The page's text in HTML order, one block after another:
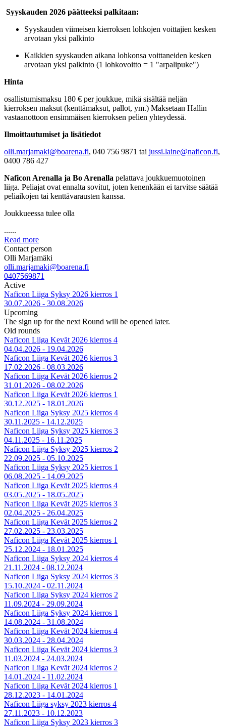
Syyskauden 2026 päätteeksi palkitaan:
Syyskauden viimeisen kierroksen lohkojen voittajien kesken
arvotaan yksi palkinto
Kaikkien syyskauden aikana lohkonsa voittaneiden kesken
arvotaan yksi palkinto (1 lohkovoitto = 1 "arpalipuke")
Hinta
osallistumismaksu 180 € per joukkue, mikä sisältää neljän
kierroksen maksut (kenttämaksut, pallot, ym.) Maksetaan Hallin
vastaanottoon ensimmäisen kierroksen pelien yhteydessä.
Ilmoittautumiset ja lisätiedot
olli.marjamaki@boarena.fi, 040 756 9871 tai jussi.laine@naficon.fi,
0400 786 427
Naficon Arenalla ja Bo Arenalla pelattava joukkuemuotoinen
liiga. Peliajat ovat ennalta sovitut, joten kenenkään ei tarvitse säätää
peliaikojen tai kenttävarausten kanssa.
Joukkueessa tulee olla
......
Read more
Contact person
Olli Marjamäki
olli.marjamaki@boarena.fi
0407569871
Active
Naficon Liiga Syksy 2026 kierros 1
30.07.2026 - 30.08.2026
Upcoming
The sign up for the next Round will be opened later.
Old rounds
Naficon Liiga Kevät 2026 kierros 4
04.04.2026 - 19.04.2026
Naficon Liiga Kevät 2026 kierros 3
17.02.2026 - 08.03.2026
Naficon Liiga Kevät 2026 kierros 2
31.01.2026 - 08.02.2026
Naficon Liiga Kevät 2026 kierros 1
30.12.2025 - 18.01.2026
Naficon Liiga Syksy 2025 kierros 4
30.11.2025 - 14.12.2025
Naficon Liiga Syksy 2025 kierros 3
04.11.2025 - 16.11.2025
Naficon Liiga Syksy 2025 kierros 2
22.09.2025 - 05.10.2025
Naficon Liiga Syksy 2025 kierros 1
06.08.2025 - 14.09.2025
Naficon Liiga Kevät 2025 kierros 4
03.05.2025 - 18.05.2025
Naficon Liiga Kevät 2025 kierros 3
02.04.2025 - 26.04.2025
Naficon Liiga Kevät 2025 kierros 2
27.02.2025 - 23.03.2025
Naficon Liiga Kevät 2025 kierros 1
25.12.2024 - 18.01.2025
Naficon Liiga Syksy 2024 kierros 4
21.11.2024 - 08.12.2024
Naficon Liiga Syksy 2024 kierros 3
15.10.2024 - 02.11.2024
Naficon Liiga Syksy 2024 kierros 2
11.09.2024 - 29.09.2024
Naficon Liiga Syksy 2024 kierros 1
14.08.2024 - 31.08.2024
Naficon Liiga Kevät 2024 kierros 4
30.03.2024 - 28.04.2024
Naficon Liiga Kevät 2024 kierros 3
11.03.2024 - 24.03.2024
Naficon Liiga Kevät 2024 kierros 2
14.01.2024 - 11.02.2024
Naficon Liiga Kevät 2024 kierros 1
28.12.2023 - 14.01.2024
Naficon Liiga syksy 2023 kierros 4
27.11.2023 - 10.12.2023
Naficon Liiga Syksy 2023 kierros 3